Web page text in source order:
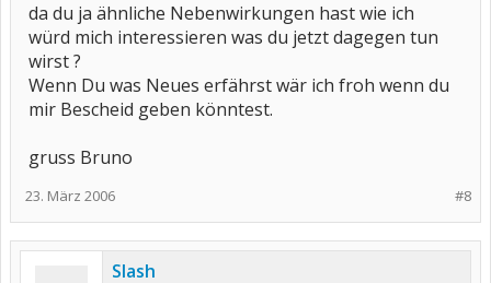
da du ja ähnliche Nebenwirkungen hast wie ich
würd mich interessieren was du jetzt dagegen tun
wirst ?
Wenn Du was Neues erfährst wär ich froh wenn du
mir Bescheid geben könntest.
gruss Bruno
#8
23. März 2006
Slash